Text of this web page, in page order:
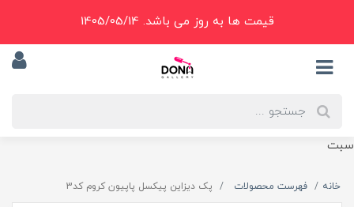
سبت
قیمت ها به روز می باشد. 1405/05/14
خانه فهرست محصولات پک ديزاين پيکسل پاپيون کروم کد3